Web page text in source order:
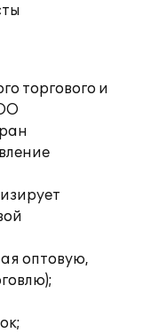
торгового и
оптовую,